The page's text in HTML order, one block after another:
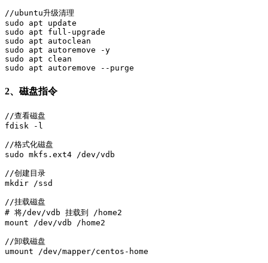
//ubuntu升级清理
sudo apt update
sudo apt full-upgrade
sudo apt autoclean
sudo apt autoremove -y
sudo apt clean
sudo apt autoremove --purge
2、磁盘指令
//查看磁盘
fdisk -l
//格式化磁盘
sudo mkfs.ext4 /dev/vdb
//创建目录
mkdir /ssd
//挂载磁盘
# 将/dev/vdb 挂载到 /home2
mount /dev/vdb /home2
//卸载磁盘
umount /dev/mapper/centos-home